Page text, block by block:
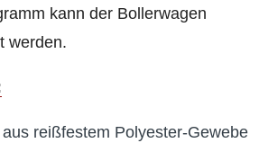
kann der Bollerwagen
werden.
reißfestem Polyester-Gewebe